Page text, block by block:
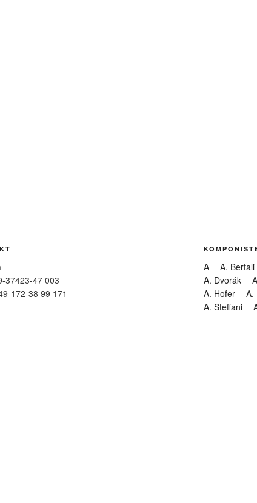
37423-47 003
172-38 99 171
A A. Bertali
A. Dvorák
A. Hofer
A.
A. Steffani